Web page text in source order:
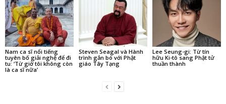
Nam ca sĩ nổi tiếng
tuyên bố giải nghệ để đi
tu: ‘Từ giờ tôi không còn
là ca sĩ nữa’
Steven Seagal và Hành
trình gắn bó với Phật
giáo Tây Tạng
Lee Seung-gi: Từ tín
hữu Ki-tô sang Phật tử
thuần thành